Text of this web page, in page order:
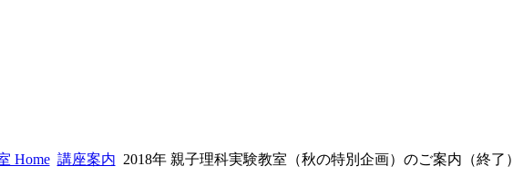
Home 講座案内 2018年 親子理科実験教室（秋の特別企画）のご案内（終了）